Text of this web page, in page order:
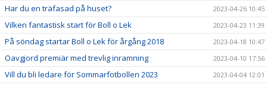
Har du en träfasad på huset? 2023-04-26 10:45
Vilken fantastisk start för Boll o Lek 2023-04-23 11:39
På söndag startar Boll o Lek för årgång 2018 2023-04-18 10:47
Oavgjord premiär med trevlig inramning 2023-04-10 17:56
Vill du bli ledare för Sommarfotbollen 2023 2023-04-04 12:01